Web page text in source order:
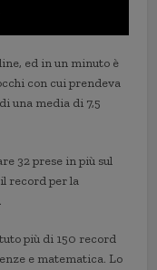
ed in un minuto è
con cui prendeva
una media di 7,5
32 prese in più sul
record per la
più di 150 record
e matematica. Lo